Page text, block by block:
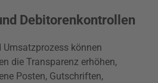
Debitorenkontrollen
können
die Transparenz erhöhen,
Posten, Gutschriften,